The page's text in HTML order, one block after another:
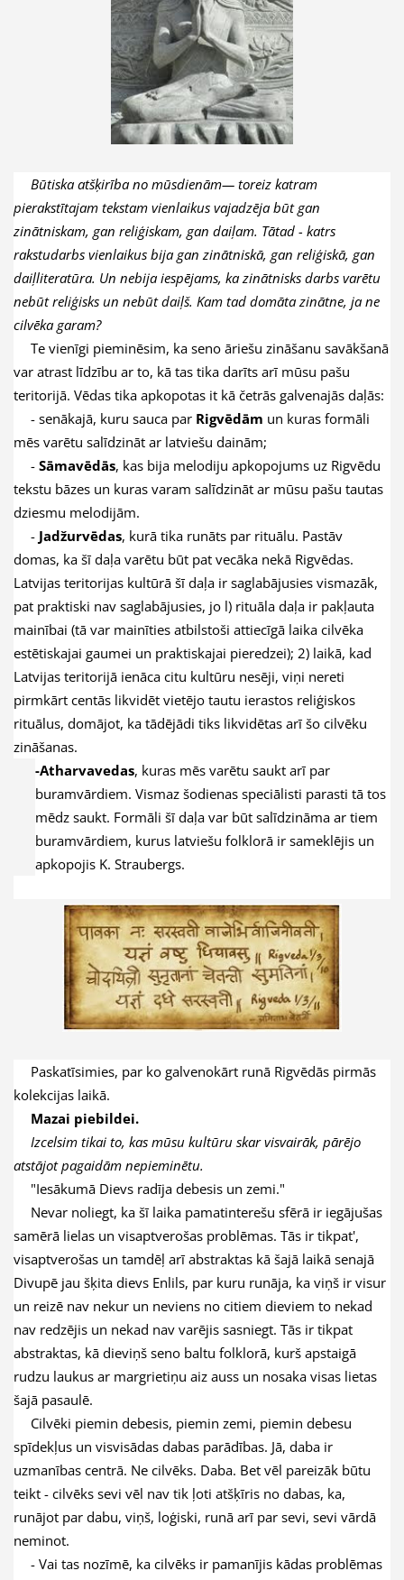
Būtiska atšķirība no mūsdienām— toreiz katram
pierakstītajam tekstam vienlaikus vajadzēja būt gan
zinātniskam, gan reliģiskam, gan daiļam. Tātad - katrs
rakstudarbs vienlaikus bija gan zinātniskā, gan reliģiskā, gan
daiļliteratūra. Un nebija iespējams, ka zinātnisks darbs varētu
nebūt reliģisks un nebūt daiļš. Kam tad domāta zinātne, ja ne
cilvēka garam?
Te vienīgi pieminēsim, ka seno āriešu zināšanu savākšanā
var atrast līdzību ar to, kā tas tika darīts arī mūsu pašu
teritorijā. Vēdas tika apkopotas it kā četrās galvenajās daļās:
- senākajā, kuru sauca par Rigvēdām un kuras formāli
mēs varētu salīdzināt ar latviešu dainām;
- Sāmavēdās, kas bija melodiju apkopojums uz Rigvēdu
tekstu bāzes un kuras varam salīdzināt ar mūsu pašu tautas
dziesmu melodijām.
- Jadžurvēdas, kurā tika runāts par rituālu. Pastāv
domas, ka šī daļa varētu būt pat vecāka nekā Rigvēdas.
Latvijas teritorijas kultūrā šī daļa ir saglabājusies vismazāk,
pat praktiski nav saglabājusies, jo l) rituāla daļa ir pakļauta
mainībai (tā var mainīties atbilstoši attiecīgā laika cilvēka
estētiskajai gaumei un praktiskajai pieredzei); 2) laikā, kad
Latvijas teritorijā ienāca citu kultūru nesēji, viņi nereti
pirmkārt centās likvidēt vietējo tautu ierastos reliģiskos
rituālus, domājot, ka tādējādi tiks likvidētas arī šo cilvēku
zināšanas.
-Atharvavedas, kuras mēs varētu saukt arī par
buramvārdiem. Vismaz šodienas speciālisti parasti tā tos
mēdz saukt. Formāli šī daļa var būt salīdzināma ar tiem
buramvārdiem, kurus latviešu folklorā ir sameklējis un
apkopojis K. Straubergs.
Paskatīsimies, par ko galvenokārt runā Rigvēdās pirmās
kolekcijas laikā.
Mazai piebildei.
Izcelsim tikai to, kas mūsu kultūru skar visvairāk, pārējo
atstājot pagaidām nepieminētu.
"Iesākumā Dievs radīja debesis un zemi."
Nevar noliegt, ka šī laika pamatinterešu sfērā ir iegājušas
samērā lielas un visaptverošas problēmas. Tās ir tikpat',
visaptverošas un tamdēļ arī abstraktas kā šajā laikā senajā
Divupē jau šķita dievs Enlils, par kuru runāja, ka viņš ir visur
un reizē nav nekur un neviens no citiem dieviem to nekad
nav redzējis un nekad nav varējis sasniegt. Tās ir tikpat
abstraktas, kā dieviņš seno baltu folklorā, kurš apstaigā
rudzu laukus ar margrietiņu aiz auss un nosaka visas lietas
šajā pasaulē.
Cilvēki piemin debesis, piemin zemi, piemin debesu
spīdekļus un visvisādas dabas parādības. Jā, daba ir
uzmanības centrā. Ne cilvēks. Daba. Bet vēl pareizāk būtu
teikt - cilvēks sevi vēl nav tik ļoti atšķīris no dabas, ka,
runājot par dabu, viņš, loģiski, runā arī par sevi, sevi vārdā
neminot.
- Vai tas nozīmē, ka cilvēks ir pamanījis kādas problēmas